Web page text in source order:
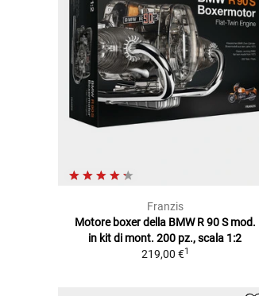
Franzis
Motore boxer della BMW R 90 S mod.
in kit di mont. 200 pz., scala 1:2
219,00 €1